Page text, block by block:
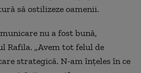
să ostilizeze oamenii.
nu a fost bună,
Rafila. „Avem tot felul de
strategică. N-am înțeles în ce